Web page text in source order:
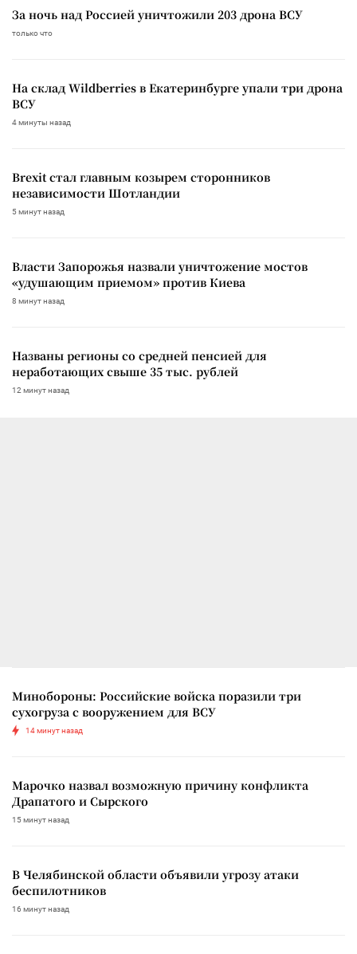
За ночь над Россией уничтожили 203 дрона ВСУ
только что
На склад Wildberries в Екатеринбурге упали три дрона
ВСУ
4 минуты назад
Brexit стал главным козырем сторонников
независимости Шотландии
5 минут назад
Власти Запорожья назвали уничтожение мостов
«удушающим приемом» против Киева
8 минут назад
Названы регионы со средней пенсией для
неработающих свыше 35 тыс. рублей
12 минут назад
Минобороны: Российские войска поразили три
сухогруза с вооружением для ВСУ
14 минут назад
Марочко назвал возможную причину конфликта
Драпатого и Сырского
15 минут назад
В Челябинской области объявили угрозу атаки
беспилотников
16 минут назад